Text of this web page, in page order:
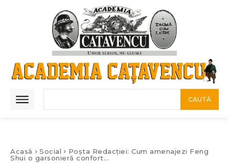
CAUTĂ
Acasă Social
Poșta Redacției: Cum amenajezi Feng
Shui o garsonieră confort...